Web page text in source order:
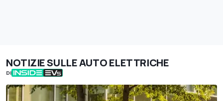
NOTIZIE SULLE AUTO ELETTRICHE
DI